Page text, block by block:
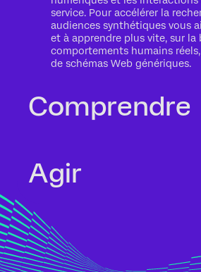
service. Pour accélérer la
audiences synthétiques vous
et à apprendre plus vite, sur la
comportements humains
de schémas Web génériques.
Comprendre
devez comprendre ce que cela
votre entreprise. Les analyses
automatisées font apparaître
l'impact.
Agir
qu'il est encore temps. Des
aident les équipes ou
limites établies pour protéger
et générer des résultats